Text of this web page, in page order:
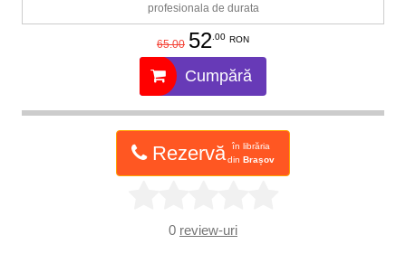
profesionala de durata
65.00 52.00 RON
Cumpără
Rezervă
în librăria
din Brașov
0 review-uri